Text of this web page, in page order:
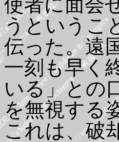
うというこ
伝った。遠
一刻も早く
いる」との
を無視する
これは、破